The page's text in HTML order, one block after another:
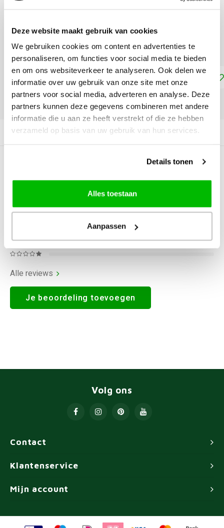
Deze website maakt gebruik van cookies
We gebruiken cookies om content en advertenties te
personaliseren, om functies voor social media te bieden
en om ons websiteverkeer te analyseren. Ook delen we
informatie over uw gebruik van onze site met onze
partners voor social media, adverteren en analyse. Deze
partners kunnen deze gegevens combineren met andere
informatie die u aan ze heeft verstrekt of die ze hebben
verzameld op basis van uw gebruik van hun services.
Details tonen
Alles toestaan
Aanpassen
"DMC COLOUR VARIATIONS" OF "DMC LIGHT
EFFECTS " KOOPT, ONTVANG JE EEN KORTING VAN
100% OP HET LAAGSTGEPRIJSDE PRODUCT.
Toevoegen aan winkelwagen
DELEN:
Productomschrijving
Alle reviews
Je beoordeling toevoegen
Contact
Volg ons
Klantenservice
Mijn account